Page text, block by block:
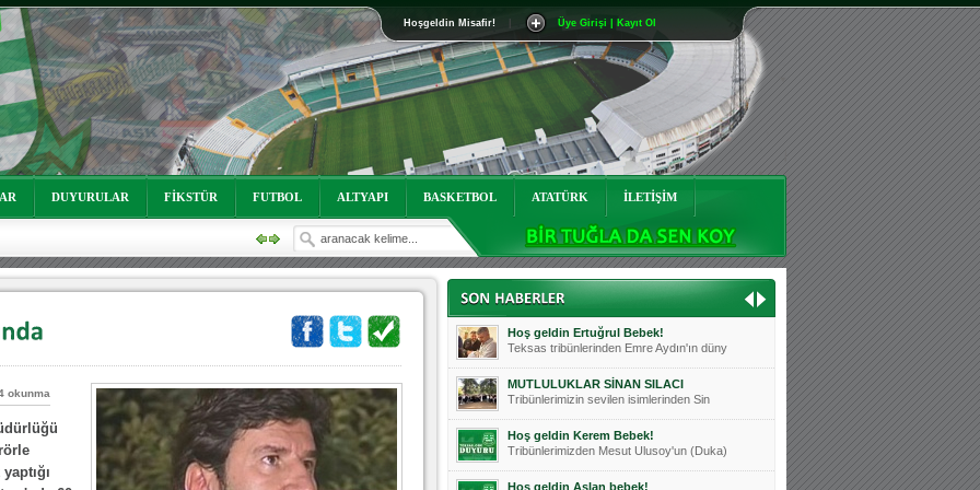
Hoşgeldin Misafir! Üye Girişi | Kayıt Ol
DUYURULAR FİKSTÜR FUTBOL ALTYAPI BASKETBOL ATATÜRK İLETİŞİM
okunma
Mutluluklar Ceyhun Tetik
Teksas tribünlerinin sevilen isimlerinde
Bursasporumuzun önü açılsın is
Teksaslı Bursasporlular Derneği Başkanı
Hoş geldin Alaz Bebek!
Teksas.org sistem yöneticisi, ekibimizin
Hoş geldin Göktuğ Bebek!
Teksas.org ekibimizden ve tribünlerimizi
Hoş geldin Kadir Kağan Bebek!
Teksas tribünlerinden Basri İleri'nin dü
Hoş geldin Ertuğrul Bebek!
Teksas tribünlerinden Emre Aydın'ın düny
MUTLULUKLAR SİNAN SILACI
Tribünlerimizin sevilen isimlerinden Sin
Hoş geldin Kerem Bebek!
Tribünlerimizden Mesut Ulusoy'un (Duka)
Hoş geldin Aslan bebek!